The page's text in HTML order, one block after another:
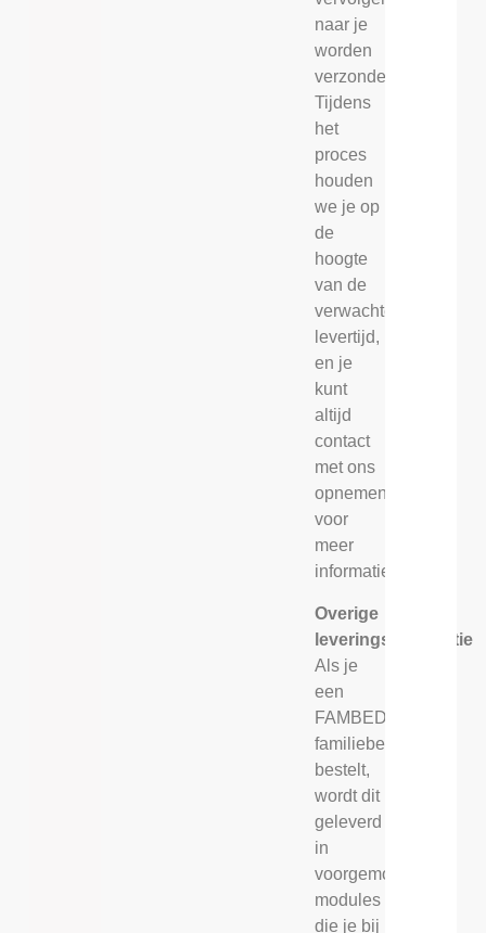
naar je
worden
verzonden.
Tijdens
het
proces
houden
we je op
de
hoogte
van de
verwachte
levertijd,
en je
kunt
altijd
contact
met ons
opnemen
voor
meer
informatie.
Overige
leveringsinformatie
Als je
een
FAMBED®
familiebed
bestelt,
wordt dit
geleverd
in
voorgemonteerde
modules
die je bij